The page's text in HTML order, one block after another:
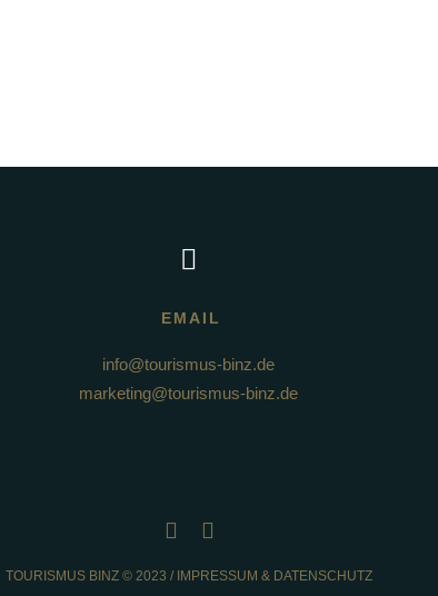
EMAIL
info@tourismus-binz.de
marketing@tourismus-binz.de
TOURISMUS BINZ © 2023 / IMPRESSUM & DATENSCHUTZ